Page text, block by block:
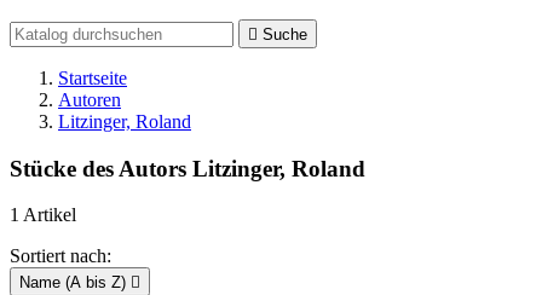
 Suche
Startseite
Autoren
Litzinger, Roland
Stücke des Autors Litzinger, Roland
1 Artikel
Sortiert nach:
Name (A bis Z) 